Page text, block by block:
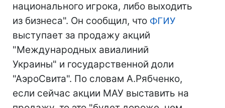
национального игрока, либо выходить
из бизнеса". Он сообщил, что ФГИУ
выступает за продажу акций
"Международных авиалиний
Украины" и государственной доли
"АэроСвита". По словам А.Рябченко,
если сейчас акции МАУ выставить на